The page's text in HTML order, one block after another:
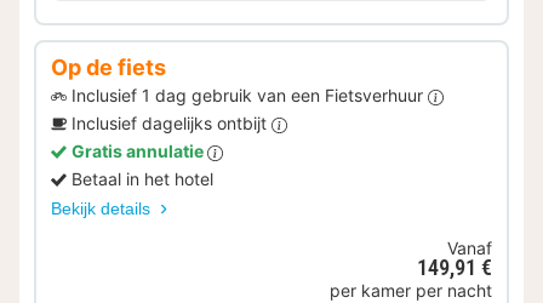
Op de fiets
Inclusief 1 dag gebruik van een Fietsverhuur
Inclusief dagelijks ontbijt
Gratis annulatie
Betaal in het hotel
Bekijk details
Vanaf
149,91 €
per kamer per nacht